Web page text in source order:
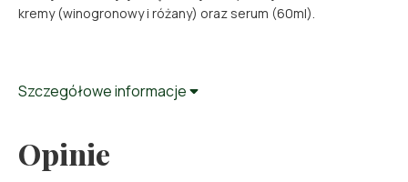
kremy (winogronowy i różany) oraz serum (60ml).
Szczegółowe informacje
Pojemność:
Szczegółowe informacje
Opinie